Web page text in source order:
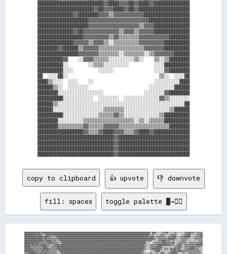
██████████████████████████▓▓████▓▓▓▓██▓▓████▓▓██████████████
██████████████████████▓▓██▓▓▓▓████▓▓██▓▓████████████████████
██████████████▓▓████████▓▓▓▓▒▒▓▓▓▓▓▓▓▓▓▓▓▓██████████████████
████████████████████▓▓▓▓▓▓▓▓▓▓▓▓▓▓▓▓▓▓▓▓▓▓▓▓████████████████
████████████████████▓▓▓▓▓▓▓▓▓▓▓▓▓▓▓▓▓▓▓▓▒▒▓▓▓▓██████████████
██████████████▓▓██▓▓▓▓▓▓▓▓▓▓▓▓▓▓▒▒▓▓▓▓▒▒▓▓▓▓▓▓██████████████
██████████████████▓▓▓▓▓▓▓▓▓▓▒▒▓▓▒▒▒▒▒▒▒▒▓▓▓▓▓▓▓▓▓▓▓▓████████
██████████████▓▓▓▓▓▓▒▒▓▓▓▓▒▒░░▒▒▒▒▒▒▒▒▒▒▓▓▓▓▓▓▓▓▓▓██████████
████████▓▓██████▒▒▓▓▓▓▓▓▒▒▒▒▒▒▒▒▒▒▒▒▒▒▒▒▒▒▓▓▓▓▓▓▓▓██████████
████████████████▓▓▓▓▓▓▓▓▒▒▒▒▒▒▒▒░░▒▒▒▒▒▒▒▒░░▒▒▓▓▓▓▓▓▓▓██████
██████████▓▓    ░░▓▓▓▓▒▒▒▒▒▒░░░░░░░░░░▒▒░░    ▒▒░░▒▒████████
██████████░░        ░░▒▒▒▒░░░░░░░░░░          ░░░░██████████
██████████░░░░          ░░░░░░                ░░░░▓▓████████
██  ░░░░██░░                                    ▒▒░░  ░░░░██
████▒▒░░░░  ░░░░    ░░                        ░░░░░░░░░░████
██████▒▒░░  ░░░░░░░░                        ░░░░░░░░░░██████
████████░░░░░░░░░░░░░░░░░░                ░░░░░░░░▓▓████████
██████████░░░░░░░░░░░░  ░░░░░░░░  ░░░░░░░░░░░░░░▓▓▒▒░░░░░░░░
██████▒▒░░░░░░░░░░░░░░░░░░░░░░░░░░░░░░░░░░░░░░░░░░░░░░░░░░██
██████░░░░░░░░░░░░░░░░░░░░▒▒▒▒▒▒▒▒░░░░░░░░░░░░░░░░░░▒▒██████
██████████░░░░░░░░░░░░░░▒▒▒▒▒▒▓▓▒▒░░░░░░░░░░░░░░▒▒██████████
████████░░░░░░░░░░▒▒▒▒▒▒▒▒▒▒▒▒▒▒▒▒▒▒▒▒░░▒▒░░▒▒▒▒▒▒██████████
████████▒▒▒▒▒▒▒▒▒▒▓▓▒▒▒▒▒▒▓▓▓▓▓▓▒▒▒▒▒▒▒▒▒▒▒▒▒▒▒▒▒▒▒▒████████
██████████████████▓▓▒▒▒▒▓▓████▓▓▓▓▒▒▒▒▓▓████▓▓██████████████
██████████████████████████████▓▓████████████████████████████
██████████████████████████████▓▓████████████████████████████
██████████████████████████████▓▓████████████████████████████
copy to clipboard 👍 upvote 👎 downvote
fill: spaces toggle palette ▓→✊🏽
████████████████▓▓██████████████████████████████████████████████████████████████████████████████████████████████████████████▒▒████▒▒▒▒▒▒▓▓▓▓██▒▒▒▒▒▒▓▓▒▒▒▒▒▒▒▒▓▓▓▓██▓▓▓▓▒▒▓▓▓▓▓▓
████████████▓▓██▓▓▒▒▓▓████▓▓████████████████████████████████████████████████████████████████████████████████████████████████▒▒▓▓▒▒▒▒▒▒▓▓▓▓▒▒▒▒▒▒▓▓▓▓▓▓▒▒░░▒▒▒▒▓▓████▒▒▒▒▒▒▓▓▓▓██
██████████████████▓▓████▓▓▓▓▒▒▓▓██████████████████████████████████████████████████████████████████████████████████████████▓▓████▒▒▓▓▓▓▓▓▓▓▓▓▒▒▓▓▓▓████▒▒▒▒▓▓▓▓██████▒▒▒▒▓▓▓▓▓▓██
██████████████████▓▓██▓▓▓▓▓▓▓▓▓▓▓▓██████████████████████████████████████████████████████████████████████████████████████████████▓▓▒▒▓▓▓▓▓▓▓▓▓▓██████▓▓▒▒▒▒▓▓▓▓▓▓▓▓▒▒▒▒▒▒▓▓▓▓▓▓▓▓
██████████████████▓▓▓▓████▓▓▓▓▓▓▒▒▓▓████████████████████████████████████████████████████████████████████████████████████▓▓▓▓▓▓▒▒▒▒▒▒▓▓▓▓████▓▓▓▓▒▒▓▓▒▒▒▒▒▒▓▓▓▓▓▓▒▒▒▒▒▒▒▒▒▒▒▒▓▓▓▓
██████████████▓▓▓▓▓▓▓▓▓▓████▓▓▓▓▓▓▒▒▓▓██████████████████████████████████████████████████████████████████████████████████▒▒▒▒░░▒▒▓▓▓▓▓▓▓▓████▓▓▓▓▓▓██▒▒▒▒▓▓▓▓▓▓▓▓▒▒▓▓▓▓▓▓▓▓▓▓▓▓██
██████▓▓██▓▓██▓▓██████▓▓▓▓▒▒▓▓████▓▓██████████████████████████████████████████████████████████████████████████████████▓▓▒▒▒▒▓▓▓▓▓▓▓▓████████████▓▓▓▓▒▒▓▓██▓▓▒▒▓▓▓▓▓▓▓▓▓▓▓▓██████
██████▓▓▓▓▓▓▓▓▓▓▓▓████▓▓▒▒▓▓▓▓▓▓██████████████████████████████████████████████████████████████████████████████████████▓▓▒▒▒▒▓▓▓▓▓▓██████▒▒▒▒▒▒▒▒▒▒▒▒▓▓▓▓██▓▓▒▒▓▓▓▓▓▓████▓▓▓▓▓▓▒▒
████████▓▓▓▓▓▓▓▓▓▓██████▓▓▓▓▓▓▓▓██████████████████████████████████████████████████████████████████████████████████████▓▓▒▒▒▒▓▓████████▓▓▒▒▓▓▓▓▒▒██▓▓██▓▓██▒▒▒▒▓▓▓▓██████▓▓▓▓▒▒▒▒
██████████▓▓▓▓▓▓▓▓██▓▓██▓▓▓▓▓▓▓▓▒▒██████████████████████████████████████████████████████████████████████████████████▓▓▒▒░░░░▒▒▒▒▓▓████▒▒▒▒▒▒▒▒▒▒▓▓████▓▓████▓▓▓▓▓▓▓▓▓▓▓▓▓▓▓▓▓▓▒▒
▓▓▓▓████████▓▓▓▓██▓▓██▓▓▓▓▓▓▓▓▓▓▒▒▒▒████████████████████████████████████████████████████████████████████████████████▓▓▒▒▒▒▒▒▓▓▒▒▒▒▓▓▒▒▓▓██▒▒▒▒▓▓██████▓▓▒▒▒▒▓▓▒▒▒▒▓▓▓▓▓▓▓▓▓▓▓▓▒▒
██▓▓▓▓██████▓▓▓▓██████▓▓▒▒██▓▓██▓▓██████████████████████████████████████████████████████████████████████████████████▓▓▓▓▒▒░░▓▓▓▓▓▓████████▒▒▓▓████████░░▒▒▒▒▒▒▒▒▓▓▓▓▓▓▓▓▓▓▒▒▒▒▓▓
████▓▓▓▓██▓▓██▓▓████▓▓▓▓▓▓▒▒▓▓▓▓████████████████████████████████████████████▓▓▓▓▓▓▓▓▓▓▓▓▓▓▓▓▓▓▓▓██████████████████████▓▓▒▒▓▓██▓▓▓▓██▓▓▓▓▒▒▒▒██████████▒▒▒▒▒▒▓▓▓▓██▓▓▓▓██▒▒▒▒▓▓██
██▓▓██▓▓▓▓▓▓██████▓▓▓▓▒▒▓▓██▓▓▓▓████████████████████████████████████████▓▓▓▓▓▓▒▒▒▒▓▓▒▒▒▒▓▓▓▓▓▓▓▓▓▓████████████████████▓▓▓▓██▓▓▒▒▒▒▓▓▒▒▒▒▓▓▓▓████████▓▓▒▒▒▒▓▓██▓▓██▓▓▓▓██▒▒▓▓████
██▓▓▓▓▓▓██▓▓▓▓██████▓▓▓▓▓▓████████████▓▓████████████████████████████▓▓▓▓▒▒                  ░░▓▓▓▓▓▓▓▓████████████████▓▓▓▓▒▒▒▒▒▒▓▓▓▓▓▓▓▓▓▓██████████▒▒▒▒▓▓████▓▓██▒▒██▓▓▒▒██████
██▓▓██████▓▓▓▓████████▓▓▒▒████████████████████████████████████████▓▓▓▓                          ▒▒▓▓▓▓▓▓▓▓██████████████▓▓▒▒▒▒▓▓██▓▓▒▒▒▒▒▒██▓▓▒▒▒▒▓▓▒▒▓▓████▓▓▓▓▓▓██▒▒██████████
████████████▓▓██████████▓▓▓▓████████████████████████████████████▓▓▓▓      ░░░░▒▒░░                ░░▒▒▓▓▓▓▓▓██████████████▒▒▓▓██▓▓▒▒▒▒▒▒▒▒▓▓▓▓▒▒▒▒▒▒▒▒▓▓▓▓██▓▓▓▓██▓▓▓▓████▓▓▓▓██
██████████▓▓▓▓▓▓██████████▓▓██████████████████████████████████▓▓▓▓    ▒▒▓▓▓▓▓▓▓▓▓▓▒▒░░░░            ░░▒▒▓▓▓▓████████████▓▓▓▓██████▒▒▒▒▒▒▓▓▓▓▒▒▒▒▒▒▒▒▓▓▓▓▓▓▓▓▓▓▓▓▓▓▓▓████▓▓▓▓████
████████████▓▓▓▓▓▓████████▓▓██████████████████████████████████▓▓  ░░▓▓▓▓▓▓▓▓▓▓▓▓▓▓▓▓▒▒▒▒▒▒              ▒▒▓▓▒▒░░▒▒▒▒▒▒██▓▓▒▒▓▓████▓▓▓▓▓▓▓▓▓▓▓▓▒▒▒▒▓▓▒▒██████████▓▓██████████████
████████████▓▓▓▓████▓▓▓▓▓▓▓▓▓▓████████████████████████████████░░▓▓▓▓▓▓▓▓▓▓▓▓▓▓▓▓▓▓▓▓▓▓▒▒▒▒▒▒            ░░▒▒░░░░▒▒▓▓▒▒▒▒▒▒████▒▒▓▓▓▓▒▒▓▓▓▓▓▓▓▓▓▓▓▓██████████████████▓▓▓▓████████
██████████▓▓▓▓▓▓▓▓████████▓▓▓▓▓▓████████████████████████████▓▓▓▓▓▓▓▓▓▓▓▓▓▓▓▓▓▓▓▓▓▓▓▓▓▓▓▓▒▒▒▒░░            ░░░░▒▒▒▒▓▓▓▓▓▓██████████▓▓▓▓▓▓▓▓▒▒▓▓████████████████████▓▓████████████
████████████▓▓▓▓▓▓▓▓████████████████████████████████████████▒▒▓▓▓▓██▓▓▓▓██████████▓▓▓▓▓▓▓▓▒▒▒▒░░            ░░▒▒▓▓▓▓▓▓▓▓██████████▓▓██▓▓██▒▒▓▓████▓▓██████████████▓▓▓▓██████████
████▓▓██████████▓▓▓▓▓▓██▓▓▒▒██████████████████████████████▓▓▓▓▓▓▓▓████████████████████▓▓▓▓▓▓▒▒▒▒            ░░▒▒▒▒▓▓▓▓██████████████████▓▓▓▓▓▓▓▓████████████████████████████████
████████████████▓▓▓▓▓▓▓▓░░▒▒██████████████████████████████▓▓▓▓▓▓██████████████████████▓▓▓▓▓▓▒▒░░░░            ▒▒▓▓▓▓▓▓████████████████▒▒▒▒▓▓████████████▓▓██████████████████████
██████████████████████▓▓░░▓▓██████████████████████████████▓▓████████████████████████▓▓▓▓▒▒▒▒▒▒░░░░            ▒▒▒▒▓▓▓▓▓▓▓▓██████████▓▓▒▒▓▓▓▓████████████████████████████████████
████████████████████████▓▓▒▒████▓▓▓▓████████████████████████▓▓██████████████▓▓▓▓▓▓▓▓▓▓▓▓▓▓▓▓▓▓▒▒▒▒  ▒▒▓▓░░    ▒▒▓▓▓▓████▓▓▓▓▓▓▓▓▓▓▒▒▓▓▒▒▓▓██████████████████████████▓▓▒▒████████
████████████████████████▓▓▓▓░░▒▒▒▒▒▒▒▒██████████████████▓▓▓▓██████████████████████████████▓▓▓▓▒▒▓▓██▓▓▒▒▒▒░░  ▒▒▒▒▓▓██▓▓▓▓░░▒▒▒▒░░▒▒▓▓▓▓▓▓██████████████████████████████████▓▓██
██████████████████████▓▓▓▓▓▓▓▓▓▓▒▒▓▓░░██████████████████▓▓▓▓██████████████████████████████▓▓██████▓▓          ▒▒▓▓▓▓▓▓▓▓▒▒▓▓▓▓▒▒▒▒▒▒▓▓▓▓▓▓▓▓▓▓▓▓▓▓▓▓████████████████████████████
██████████▓▓██████████████▓▓▓▓▓▓▓▓▓▓▒▒██████████████████▓▓▓▓████▓▓██▓▓████████████████████▓▓▓▓████░░          ▒▒▓▓▓▓▓▓▒▒▒▒▓▓▒▒▒▒▓▓▓▓▓▓▓▓▓▓▓▓▓▓▓▓▓▓▓▓████████████████████████████
██████████████████████████████▓▓▓▓▓▓▒▒▒▒▓▓▓▓▓▓████▓▓▓▓████▓▓████▓▓██▓▓████████████████████▓▓▒▒▓▓▓▓░░          ▒▒▓▓▓▓▓▓▒▒▒▒▒▒░░▒▒▓▓▓▓▓▓▓▓▓▓▓▓▓▓▓▓▓▓████▓▓░░██████████████████████
██████████████████████████████▓▓██▓▓▓▓▓▓▓▓▓▓▓▓▓▓▓▓▓▓▒▒▓▓▓▓▓▓▓▓▓▓▓▓▓▓▓▓████████████████████▓▓▓▓▓▓██░░          ▒▒▓▓▓▓▓▓▒▒▒▒▓▓▓▓▓▓▓▓▓▓▓▓▓▓▓▓▓▓▓▓██████████████████████████████████
██████████████████████▓▓████████▓▓▓▓██▓▓▓▓▓▓▓▓████████████▒▒▓▓▓▓▓▓██████████████████████▓▓▓▓▓▓▓▓▓▓▒▒        ░░▓▓▓▓▓▓▒▒▓▓▓▓▓▓▓▓▓▓▓▓▓▓██████████▓▓████████████▓▓████▓▓████████████
████████████▓▓████▓▓██▓▓██████▓▓██████████████████████████▒▒████▓▓▓▓▓▓██████████████▓▓▓▓▓▓▓▓▓▓██████        ▒▒░░░░▒▒▒▒▓▓▓▓▓▓▓▓▓▓▓▓▓▓▓▓▓▓██▓▓████▓▓▓▓▓▓████████████▒▒▒▒▓▓▓▓▓▓████
██████████████████▒▒▓▓▓▓▓▓████████████████████████████████▓▓▒▒▓▓▓▓▓▓▓▓██▓▓██████████▓▓▓▓▓▓▓▓▓▓██████        ░░░░▒▒▒▒▓▓▓▓▓▓▓▓▓▓██▓▓████▓▓▓▓▓▓██████▓▓██▓▓████████████▓▓██▒▒▓▓▓▓▓▓
████████████████████▓▓▓▓▓▓████████████████████▓▓██████▓▓▓▓▓▓▒▒▓▓▓▓▓▓▓▓▓▓▓▓▓▓▓▓▓▓▓▓▓▓▓▓▓▓▓▓▒▒▒▒██████░░    ░░▒▒▓▓▓▓▓▓▓▓██▓▓▓▓▓▓▓▓▓▓▓▓▓▓▓▓████████▓▓██░░▓▓▓▓██████████████▒▒████░░
████████████████████▓▓▓▓▓▓▓▓▓▓██▓▓▓▓██▓▓▓▓▓▓▓▓██▓▓████▓▓▓▓▓▓▓▓████████▓▓▓▓▓▓▓▓▓▓▓▓▓▓▓▓▒▒▒▒▒▒  ██████▒▒▒▒░░▒▒▒▒▓▓▓▓▓▓██▓▓▓▓▓▓▓▓▓▓▓▓▓▓▓▓▓▓██████████████▒▒  ▓▓████████▓▓████▓▓██▓▓
██████████████████████▓▓▓▓▓▓▓▓▓▓▓▓▓▓▓▓▓▓▓▓▓▓▓▓▓▓▓▓▓▓▓▓▓▓▓▓▓▓▓▓▓▓▒▒██▓▓▒▒▓▓▓▓▓▓▓▓▓▓▓▓▒▒▒▒▒▒  ▓▓████████▒▒▓▓▓▓▓▓▓▓▓▓▓▓▓▓▓▓▓▓▓▓████████▓▓▓▓██▓▓████████▓▓▓▓██████▓▓▓▓▓▓▓▓▓▓████▓▓▓▓
██████████████████████▓▓▓▓▓▓▓▓▓▓▓▓▓▓▓▓▓▓▓▓▓▓▓▓▓▓▓▓▓▓▓▓▓▓▓▓▓▓██▓▓▒▒██▒▒░░▒▒▒▒▒▒▒▒▒▒▒▒▒▒░░  ██████████████▓▓▓▓██▓▓▓▓▓▓▓▓▓▓▓▓▓▓▓▓▓▓▓▓▓▓▓▓▓▓▓▓██▓▓████████▓▓██▓▓▓▓▓▓░░██▓▓██▓▓██████
████████████████████████████▓▓▓▓▓▓▓▓▓▓▓▓▓▓▓▓▓▓▓▓▓▓▓▓▓▓▓▓▓▓▓▓████▓▓▓▓▒▒      ░░░░          ▓▓████████████▓▓▓▓▓▓██▓▓▓▓▓▓▓▓▓▓▓▓▓▓▓▓▓▓▓▓▓▓▓▓▓▓████████▓▓▓▓██████▓▓  ▓▓▓▓██▓▓██▓▓████
██████████████████████████████▓▓▓▓▓▓▓▓▓▓▓▓▓▓▓▓▓▓▓▓▓▓▓▓▓▓▓▓▓▓▓▓▓▓▓▓██▓▓░░                    ▓▓██▓▓██████▓▓▓▓▓▓▓▓▓▓▓▓▓▓▓▓▓▓▓▓▓▓▓▓▓▓▓▓▓▓██████████████▓▓▓▓▒▒████▓▓▓▓██▓▓▒▒▓▓▓▓████
██████████████████████████████▓▓▓▓▓▓▓▓▓▓▓▓▓▓▓▓▓▓▓▓▓▓▓▓▓▓▓▓▓▓▓▓▓▓▓▓██▓▓▒▒▒▒░░                ▒▒▒▒▒▒▓▓▓▓▓▓▓▓▓▓▓▓▓▓▓▓▓▓▓▓▓▓▒▒▓▓▓▓▓▓▓▓▓▓▓▓██████████████████████████▓▓████▓▓▓▓▓▓▓▓▓▓
████████████████████████████████▓▓██████▓▓▓▓▓▓██▓▓██▓▓▓▓▓▓▓▓▓▓▓▓▓▓██▓▓▓▓▒▒▒▒▒▒▒▒▒▒▒▒▒▒▒▒▒▒▒▒▓▓████████████▓▓████████▓▓▓▓▓▓▓▓▓▓▓▓▓▓▓▓██████████████████████████████████████▓▓████
████████████████████████████████████▓▓▓▓▓▓▓▓▓▓▓▓▓▓▓▓▓▓▓▓▓▓▓▓▓▓▓▓▓▓▓▓▓▓▓▓▓▓▓▓▓▓▓▓▓▓▓▓▓▓▓▓▓▓▒▒▓▓▓▓▓▓▓▓▓▓▓▓▓▓▓▓██▓▓▓▓██▓▓▓▓▓▓▓▓████████████████████████████████████████████████████
██████████████████████▓▓██████▓▓▓▓▒▒▒▒▓▓▓▓▓▓▓▓▓▓▓▓▓▓▓▓▓▓▓▓▓▓▓▓▓▓▓▓▓▓▓▓▓▓▓▓▓▓▓▓▓▓▓▓▓▓▓▓▒▒▒▒▒▒▒▒▒▒▓▓▓▓▓▓▓▓▓▓▓▓▓▓▓▓▓▓▓▓▓▓▒▒▓▓██████████████████████████████████████████████████████
████████████████████████▓▓▓▓██████▓▓▓▓▓▓▒▒▓▓▓▓▓▓▓▓▓▓▓▓▓▓▓▓▓▓▓▓▓▓▓▓▓▓▓▓▓▓▓▓▓▓▓▓▓▓▓▓▓▓▒▒▒▒▒▒▒▒▒▒▓▓▓▓▓▓▓▓▓▓▓▓▓▓▓▓▓▓▓▓▓▓▓▓▒▒▓▓▓▓██████████▓▓████████████████████████████████████████
████████████████████▓▓▓▓████████▓▓▓▓▓▓▓▓▓▓░░▒▒░░▓▓▓▓▓▓▓▓▓▓▒▒▓▓▓▓▓▓▓▓▓▓▒▒▒▒▒▒▒▒▒▒▒▒▒▒▒▒▒▒▓▓▓▓▓▓▓▓▓▓▓▓▓▓▓▓▓▓▓▓▓▓▓▓▓▓▓▓▓▓▓▓▓▓▓▓▓▓▓▓▓▓▓▓████████████████████████████████████████████
████████████████████▓▓██████████████████▓▓▓▓▒▒░░░░▒▒▓▓▓▓▓▓▓▓▓▓▓▓▓▓▓▓▓▓▓▓▓▓▓▓▓▓▓▓▓▓▒▒▒▒▓▓▓▓▓▓▒▒▓▓▓▓▒▒▒▒▓▓▓▓▓▓▓▓▓▓▒▒▓▓▓▓▒▒▓▓▓▓▓▓▓▓▓▓▓▓▓▓████▓▓████████████████████████████████████
██████████████████▓▓████████████████████▓▓▓▓▒▒░░░░▒▒▓▓▓▓▒▒▓▓▒▒▒▒▒▒▒▒▒▒▒▒▒▒▒▒▒▒▒▒▒▒▒▒▒▒▓▓▒▒▓▓▓▓▓▓▓▓▓▓▒▒▒▒▒▒▒▒▓▓▓▓▓▓▒▒▓▓▒▒▓▓▒▒▒▒▓▓▒▒▒▒▓▓▓▓████████▓▓██████████████████████████████
██████████████▓▓▓▓████████████████▓▓▓▓▓▓▓▓▒▒▒▒▒▒░░░░▒▒▒▒▒▒▒▒▒▒▒▒▒▒▒▒▒▒▒▒▒▒▒▒▒▒▒▒▒▒▒▒▒▒▒▒▒▒▒▒▒▒▒▒▒▒▒▒▒▒▒▒▒▒▒▒▒▒▒▒▒▒▒▒▓▓▒▒▒▒▒▒▒▒▒▒▒▒▒▒▒▒▓▓▓▓██████████████████████████████████████
████████▓▓▓▓████████████████████▓▓▓▓▓▓▓▓▓▓▒▒▒▒▒▒▒▒░░░░▒▒▒▒▒▒▒▒░░░░▒▒▒▒▒▒▒▒▒▒▒▒▒▒▒▒▒▒▒▒▒▒▒▒▒▒▒▒▒▒▒▒▒▒▒▒▒▒▒▒▒▒▒▒▒▒▒▒▒▒▒▒░░▒▒▒▒▒▒░░░░▒▒▒▒▒▒░░▓▓▓▓██████████████████████████████████
████████▓▓██████████████████████████████▓▓▓▓▓▓▓▓▓▓▒▒▒▒░░░░▒▒░░░░░░░░░░▒▒░░▒▒▒▒▒▒▒▒░░░░▒▒░░▒▒▒▒▒▒▒▒▒▒▒▒▒▒▒▒▒▒▒▒▒▒▒▒░░░░░░░░░░░░░░░░▒▒░░░░░░██████████████████████████████████████
██████▓▓██████████████████████████████████▓▓▓▓▓▓▓▓▓▓▒▒▒▒░░░░▒▒▒▒▒▒▒▒▒▒▒▒▒▒░░░░░░▒▒▒▒░░░░▒▒▒▒▒▒▒▒▒▒▒▒▒▒▒▒▒▒▒▒▒▒░░░░░░░░░░▒▒▒▒▒▒▒▒▒▒▒▒▒▒▒▒▓▓██████████████████████████████████████
██████████████████████████████████████▓▓▓▓▒▒▒▒▒▒▒▒▒▒▒▒▒▒▒▒▒▒▒▒▒▒▒▒▒▒▒▒▒▒▒▒▒▒▒▒▒▒▒▒░░▒▒▒▒▒▒▒▒▒▒▒▒░░░░░░░░░░░░░░░░░░▒▒▒▒▒▒▒▒▒▒▒▒▒▒▒▒▒▒▓▓██████▓▓██████████████████████████████████
██████████████████████████████████████████▓▓▓▓▓▓▒▒▒▒▒▒▒▒░░░░░░░░░░░░░░░░░░▒▒░░░░░░▒▒░░▒▒░░░░▒▒░░░░░░░░░░░░░░░░░░░░▒▒▒▒▒▒▒▒▒▒▒▒▒▒▓▓▓▓▓▓▓▓▓▓██████████████████████████████████████
██████████████████████████████████████████████▓▓▓▓▓▓▒▒▒▒░░░░░░░░░░░░░░░░░░░░░░░░░░░░░░░░░░░░░░░░░░░░░░░░░░░░░░░░░░▒▒▒▒▒▒▒▒▒▒▒▒▒▒▓▓██████████████████████████████████████████████
██▓▓██████████████████████████████████████████████▓▓▒▒▒▒░░░░░░░░░░░░░░░░░░░░░░░░░░░░░░░░░░░░░░░░  ░░░░▒▒▒▒▒▒░░░░░░▒▒▒▒▒▒▒▒▒▒▒▒▓▓▓▓██████████████████████████████████████████████
████▓▓██████████████████████████████████████▓▓▓▓▓▓▓▓▓▓▓▓▒▒▒▒▒▒░░░░░░░░░░░░░░░░░░░░░░░░░░